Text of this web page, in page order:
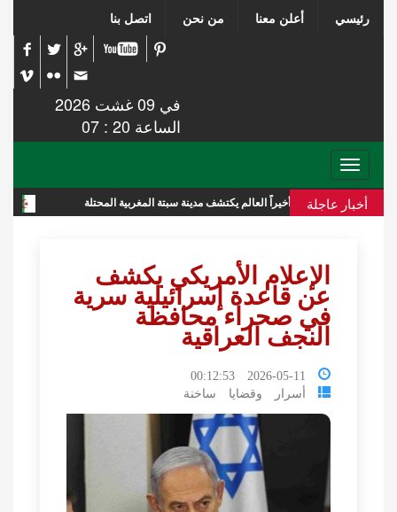
رئيسي أعلن معنا من نحن اتصل بنا
في 09 غشت 2026
الساعة 20 : 07
Toggle
navigation
أخبار عاجلة تقرير أخيراً العالم يكتشف مدينة سبتة المغربية المحتلة
الإعلام الأمريكي يكشف
عن قاعدة إسرائيلية سرية
في صحراء محافظة
النجف العراقية
2026-05-11 00:12:53
أسرار وقضايا ساخنة